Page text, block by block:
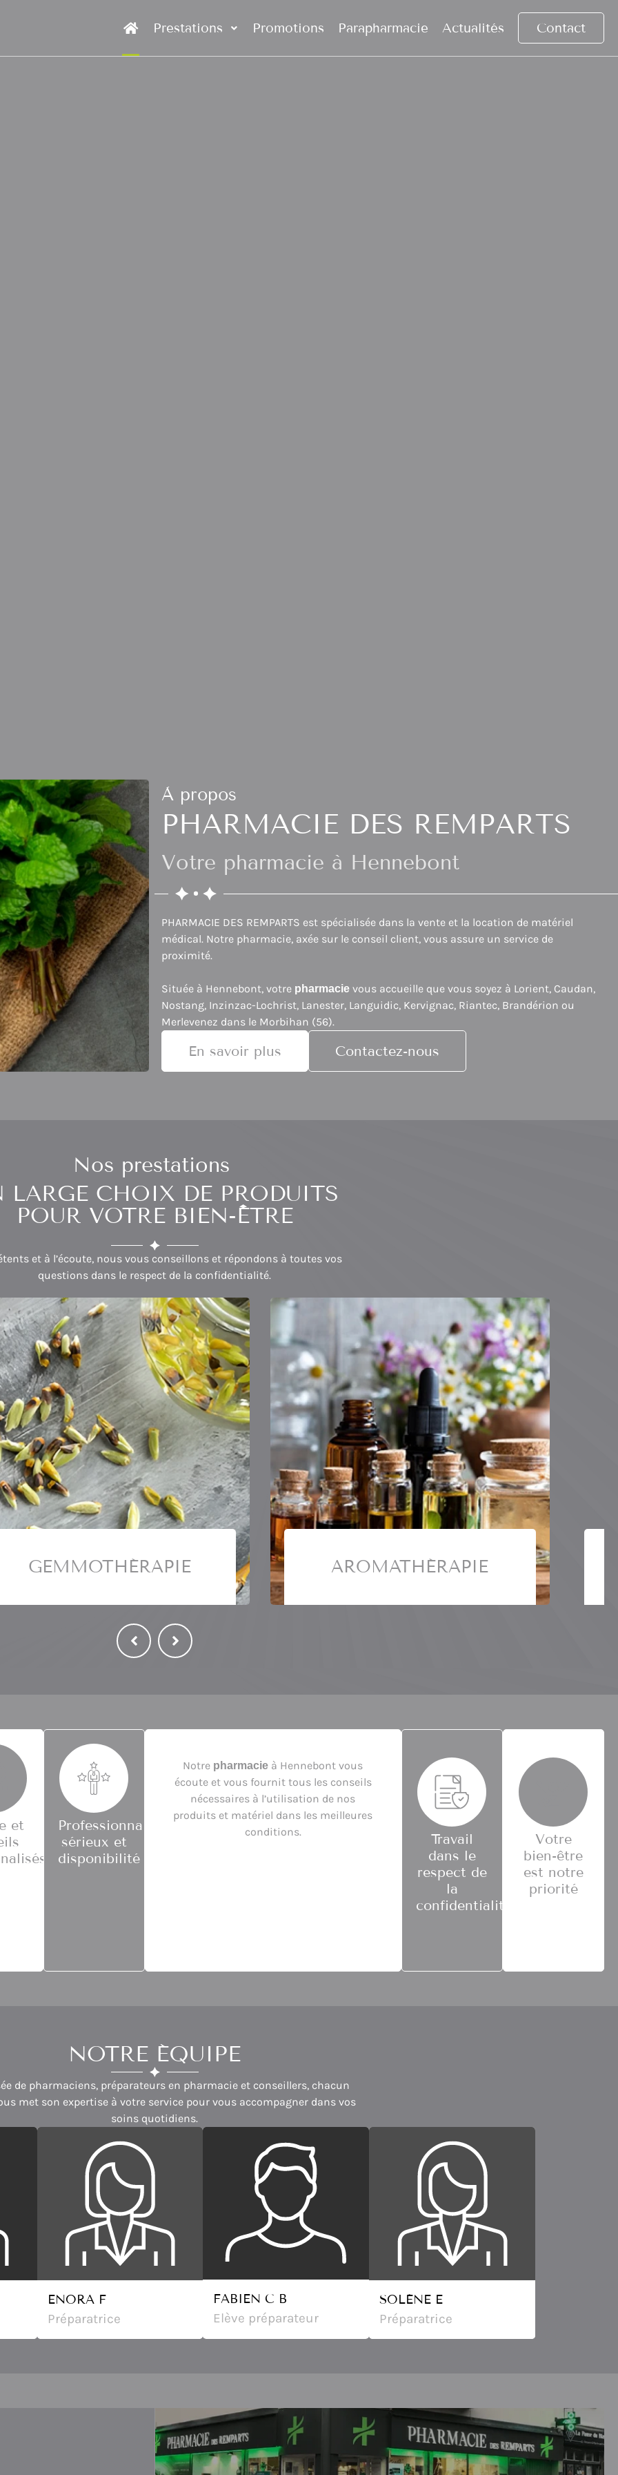
Prestations Promotions Parapharmacie Actualités Contact
À propos
PHARMACIE DES REMPARTS
Votre pharmacie à Hennebont
PHARMACIE DES REMPARTS est spécialisée dans la vente et la location de matériel
médical. Notre pharmacie, axée sur le conseil client, vous assure un service de
proximité.
Située à Hennebont, votre pharmacie vous accueille que vous soyez à Lorient, Caudan,
Nostang, Inzinzac-Lochrist, Lanester, Languidic, Kervignac, Riantec, Brandérion ou
Merlevenez dans le Morbihan (56).
En savoir plus Contactez-nous
Nos prestations
LARGE CHOIX DE PRODUITS
POUR VOTRE BIEN-ÊTRE
et à l’écoute, nous vous conseillons et répondons à toutes vos
questions dans le respect de la confidentialité.
MICRONUTRITION
Des compléments alimentaires pour
En savoir plus
DERMO-COSMÉTIQUE
Des produits sûrs et efficaces pour
et
Professionnalisme,
sérieux et
disponibilité
Notre pharmacie à Hennebont vous
écoute et vous fournit tous les conseils
nécessaires à l’utilisation de nos
produits et matériel dans les meilleures
conditions.
Travail
dans le
respect de
la
confidentialité
Votre
bien-être
est notre
priorité
NOTRE ÉQUIPE
de pharmaciens, préparateurs en pharmacie et conseillers, chacun
met son expertise à votre service pour vous accompagner dans vos
soins quotidiens.
ENORA F
Préparatrice
FABIEN C B
Elève préparateur
SOLÈNE E
Préparatrice